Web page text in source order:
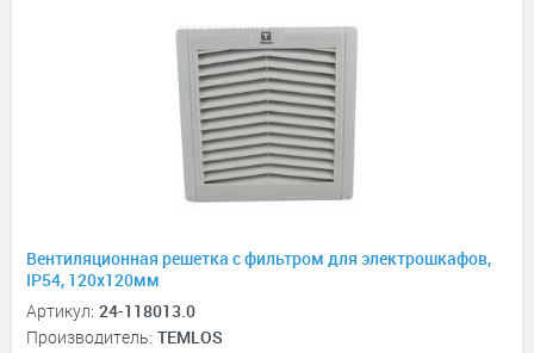
Вентиляционная решетка с фильтром для электрошкафов,
IP54, 120х120мм
Артикул: 24-118013.0
Производитель: TEMLOS